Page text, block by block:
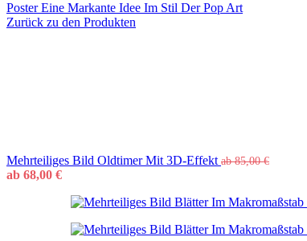
Poster Eine Markante Idee Im Stil Der Pop Art
Zurück zu den Produkten
Mehrteiliges Bild Oldtimer Mit 3D-Effekt ab85,00€
ab 68,00 €